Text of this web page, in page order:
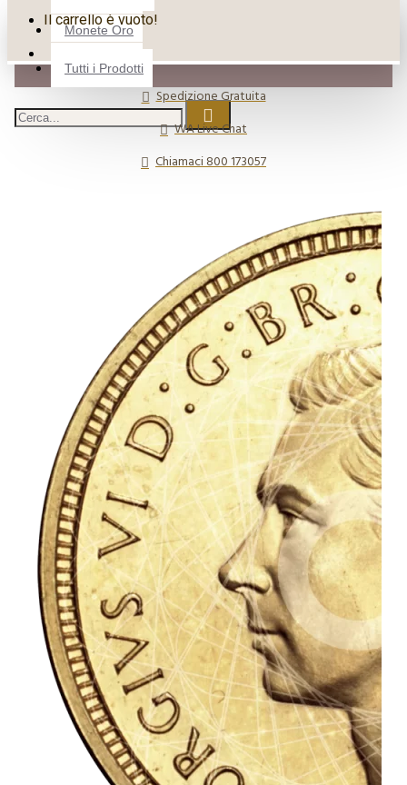
Monete Oro
Tutti i Prodotti
Il carrello è vuoto!
Spedizione Gratuita
WA Live Chat
Chiamaci 800 173057